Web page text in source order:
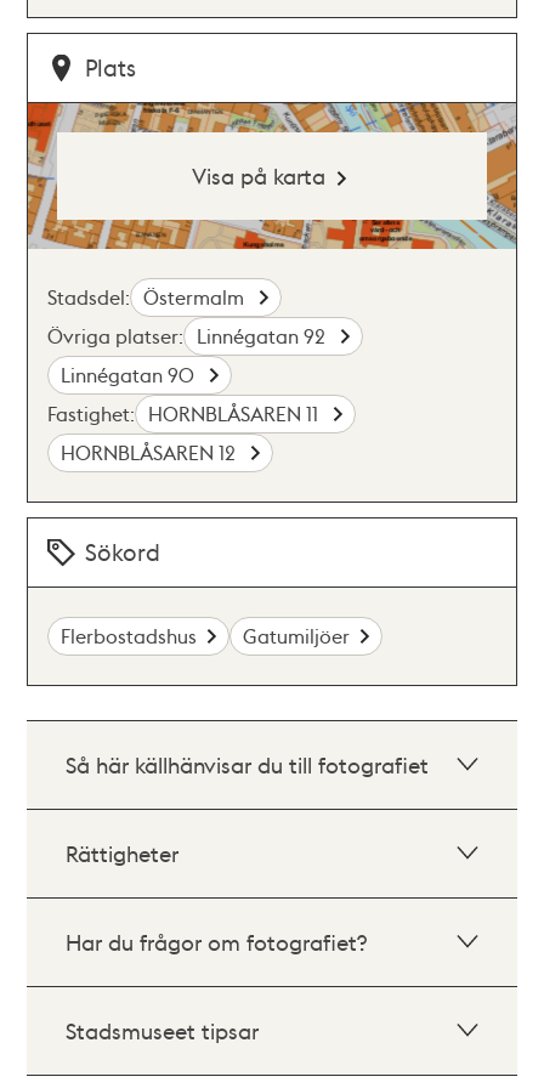
Plats
Visa på karta
Stadsdel: Östermalm
Övriga platser: Linnégatan 92
Linnégatan 90
Fastighet: HORNBLÅSAREN 11
HORNBLÅSAREN 12
Sökord
Flerbostadshus Gatumiljöer
Så här källhänvisar du till fotografiet
Rättigheter
Har du frågor om fotografiet?
Stadsmuseet tipsar